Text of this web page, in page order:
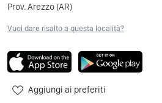
Prov. Arezzo (AR)
Vuoi dare risalto a questa località?
Aggiungi ai preferiti